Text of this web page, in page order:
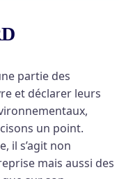
partie des
et déclarer leurs
un point.
il s’agit non
mais aussi des